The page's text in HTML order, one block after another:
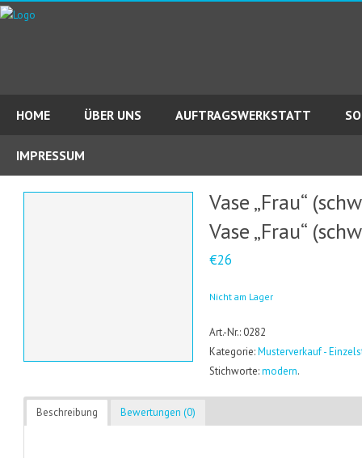
HOME ÜBER UNS AUFTRAGSWERKSTATT
IMPRESSUM
Vase „Frau“
Vase „Frau“
€26
Nicht am Lager
Art.-Nr.: 0282
Kategorie:Musterverkauf -
Stichworte:modern.
Beschreibung Bewertungen (0)